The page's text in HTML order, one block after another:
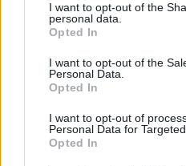
not limited to your visit or
grant or deny consent to
use your data for below
consent section.
I want to opt-out of the
personal data.
Opted In
I want to opt-out of the
Personal Data.
Opted In
I want to opt-out of
Personal Data for
Opted In